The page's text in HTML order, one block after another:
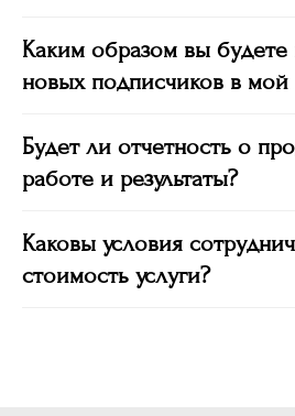
Каким образом вы будете
новых подписчиков в мой
Будет ли отчетность о
работе и результаты?
Каковы условия
стоимость услуги?